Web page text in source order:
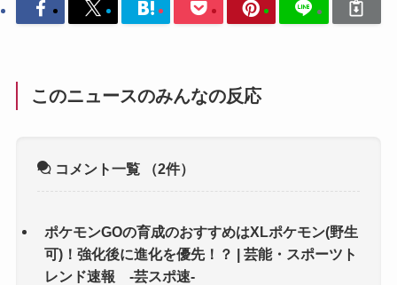
このニュースのみんなの反応
コメント一覧 （2件）
ポケモンGOの育成のおすすめはXLポケモン(野生
可)！強化後に進化を優先！？ | 芸能・スポーツト
レンド速報 -芸スポ速-